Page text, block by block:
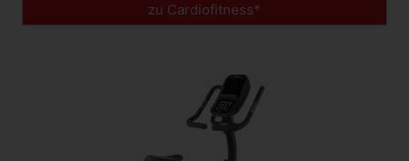
zu Cardiofitness*